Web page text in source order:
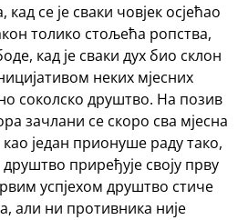
се је сваки човјек осјећао
толико стољећа ропства,
кад је сваки дух био склон
неких мјесних
соколско друштво. На позив
зачлани се скоро сва мјесна
један прионуше раду тако,
приређује своју прву
успјехом друштво стиче
али ни противника није